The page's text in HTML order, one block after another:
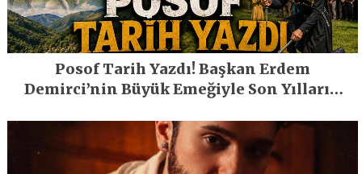
Posof Tarih Yazdı! Başkan Erdem
Demirci’nin Büyük Emeğiyle Son Yılların